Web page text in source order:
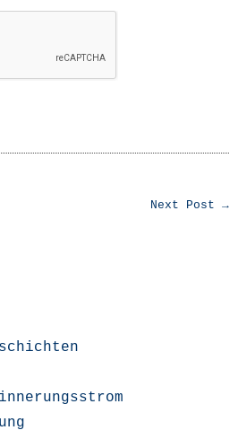
Next Post →